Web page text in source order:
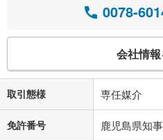
0078-
会社情
取引態様 専任媒介
免許番号 鹿児島県知